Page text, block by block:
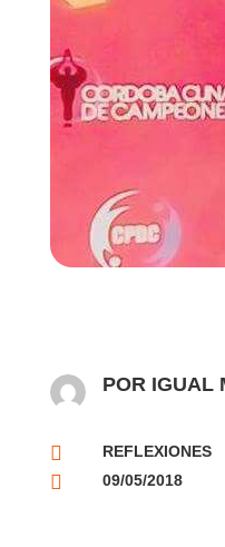
POR IGUAL
 REFLEXIONES
 09/05/2018